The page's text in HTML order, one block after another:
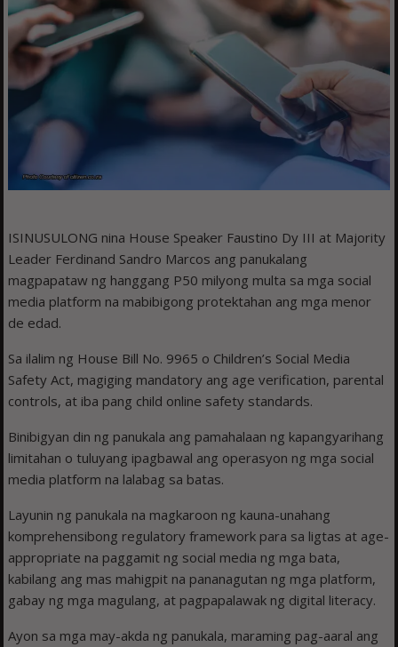
ISINUSULONG nina House Speaker Faustino Dy III at Majority
Leader Ferdinand Sandro Marcos ang panukalang
magpapataw ng hanggang P50 milyong multa sa mga social
media platform na mabibigong protektahan ang mga menor
de edad.
Sa ilalim ng House Bill No. 9965 o Children’s Social Media
Safety Act, magiging mandatory ang age verification, parental
controls, at iba pang child online safety standards.
Binibigyan din ng panukala ang pamahalaan ng kapangyarihang
limitahan o tuluyang ipagbawal ang operasyon ng mga social
media platform na lalabag sa batas.
Layunin ng panukala na magkaroon ng kauna-unahang
komprehensibong regulatory framework para sa ligtas at age-
appropriate na paggamit ng social media ng mga bata,
kabilang ang mas mahigpit na pananagutan ng mga platform,
gabay ng mga magulang, at pagpapalawak ng digital literacy.
Ayon sa mga may-akda ng panukala, maraming pag-aaral ang